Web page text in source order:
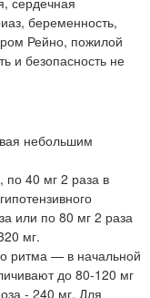
беременность,
Рейно, пожилой
и безопасность не
небольшим
по 40 мг 2 раза в
или по 80 мг 2 раза
мг.
ритма — в начальной
до 80-120 мг
- 240 мг. Для